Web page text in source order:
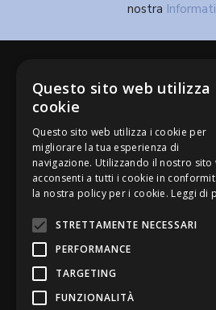
nostra
Diamo voce a
aggiornamenti e
del credito,
approfondimenti e
Questo sito web utilizza
cookie
Questo sito web utilizza i cookie per
migliorare la tua esperienza di
navigazione. Utilizzando il nostro sito
acconsenti a tutti i cookie in
la nostra policy per i cookie. Leggi di
STRETTAMENTE NECESSARI
PERFORMANCE
TARGETING
FUNZIONALITÀ